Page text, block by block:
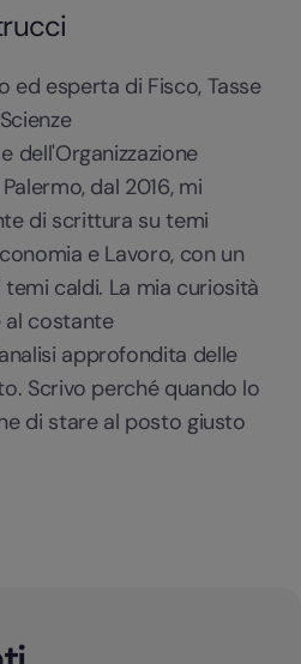
ed esperta di Fisco, Tasse
dell'Organizzazione
dal 2016, mi
di scrittura su temi
e Lavoro, con un
caldi. La mia curiosità
al costante
approfondita delle
Scrivo perché quando lo
di stare al posto giusto